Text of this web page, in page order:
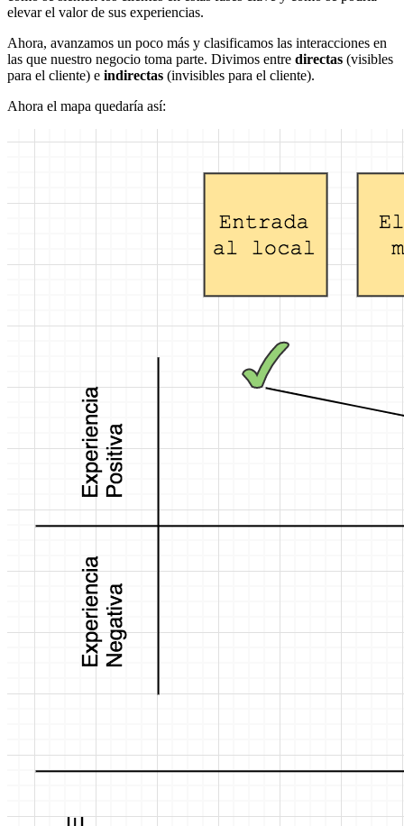
elevar el valor de sus experiencias.
Ahora, avanzamos un poco más y clasificamos las interacciones en
las que nuestro negocio toma parte. Divimos entre directas (visibles
para el cliente) e indirectas (invisibles para el cliente).
Ahora el mapa quedaría así: